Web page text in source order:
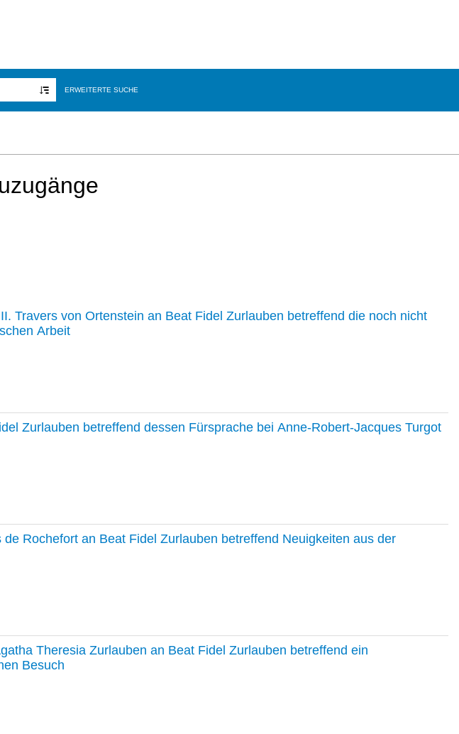
ERWEITERTE SUCHE
Travers von Ortenstein an Beat Fidel Zurlauben betreffend die noch nicht
Arbeit
Zurlauben betreffend dessen Fürsprache bei Anne-Robert-Jacques Turgot
Rochefort an Beat Fidel Zurlauben betreffend Neuigkeiten aus der
Theresia Zurlauben an Beat Fidel Zurlauben betreffend ein
Besuch